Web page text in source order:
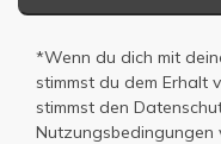
*Wenn du dich mit
stimmst du dem Erhalt
stimmst den
Nutzungsbedingungen